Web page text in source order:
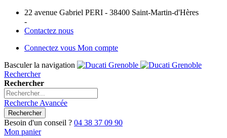
22 avenue Gabriel PERI - 38400 Saint-Martin-d'Hères
-
Contactez nous
Connectez vous Mon compte
Basculer la navigation
Rechercher
Rechercher
Recherche Avancée
Rechercher
Besoin d'un conseil ? 04 38 37 09 90
Mon panier